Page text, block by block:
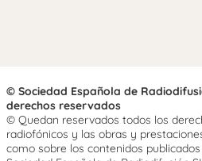
© Sociedad Española de
derechos reservados
© Quedan reservados todos los
radiofónicos y las obras y
como sobre los contenidos